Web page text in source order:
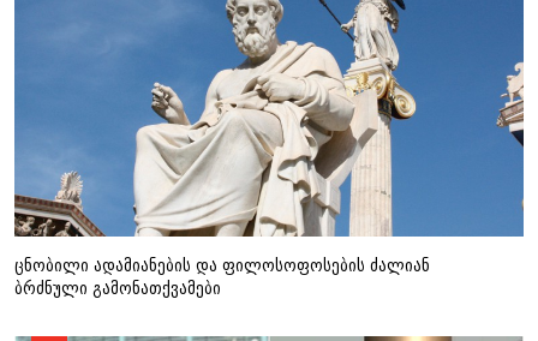
ცნობილი ადამიანების და ფილოსოფოსების ძალიან
ბრძნული გამონათქვამები